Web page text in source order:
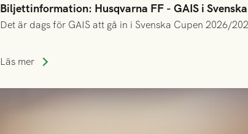
Biljettinformation: Husqvarna FF - GAIS i
Det är dags för GAIS att gå in i Svenska Cupen 2026/
Läs mer